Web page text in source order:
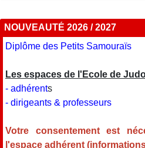
NOUVEAUTÉ 2026 / 2027
Diplôme des Petits Samouraïs
Les espaces de l'Ecole de
- adhérents
- dirigeants & professeurs
Votre consentement est
l'espace adhérent